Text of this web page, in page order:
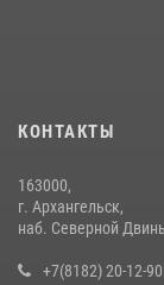
КОНТАКТЫ
163000,
г. Архангельск,
наб. Северной
+7(8182) 20-12-